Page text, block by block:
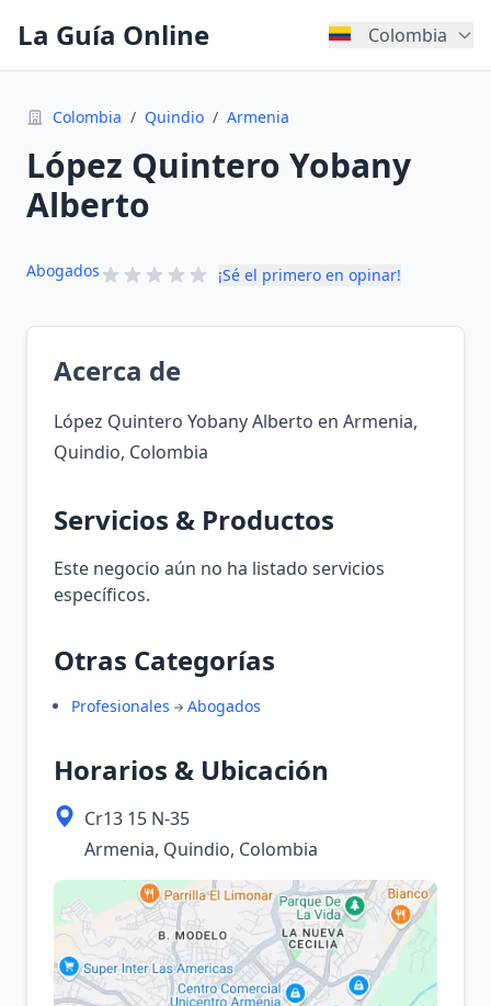
La Guía Online Colombia
Colombia / Quindio / Armenia
López Quintero Yobany
Alberto
Abogados ¡Sé el primero en opinar!
Acerca de
López Quintero Yobany Alberto en Armenia,
Quindio, Colombia
Servicios & Productos
Este negocio aún no ha listado servicios
específicos.
Otras Categorías
Profesionales Abogados
Horarios & Ubicación
Cr13 15 N-35
Armenia, Quindio, Colombia